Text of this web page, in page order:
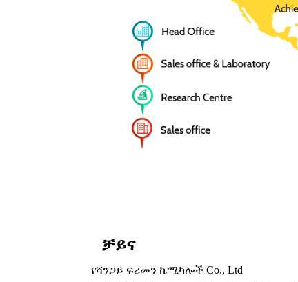
ቻይና
የሻንጋይ ፍሪመን ኬሚካሎች Co., Ltd